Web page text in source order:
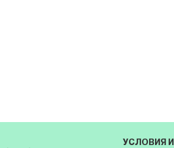
УСЛОВИЯ